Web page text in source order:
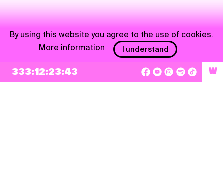
333:12:23:42 W
By using this website you agree to the use of cookies.
More information
I understand